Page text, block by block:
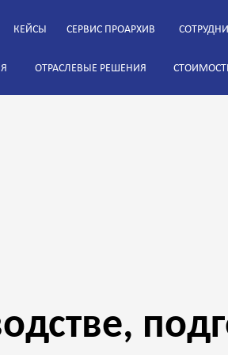
КЕЙСЫ СЕРВИС ПРОАРХИВ
ОТРАСЛЕВЫЕ РЕШЕНИЯ